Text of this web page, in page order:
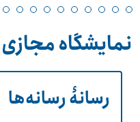
نمایشگاه
رسانۀ رسانه‌ها